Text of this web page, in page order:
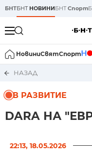
БНТБНТ НОВИНИБНТСпорт
НовиниСвятСпорт
НАЗАД
В РАЗВИТИЕ
DARA НА
22:13, 18.05.2026